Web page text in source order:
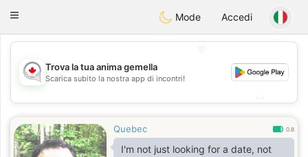
CANADIANchat
Toggle
Mode Accedi
💖
💕
Trova la tua anima gemella
Scarica subito la nostra app di incontri!
Quebec 0.8
I'm not just looking for a date, not